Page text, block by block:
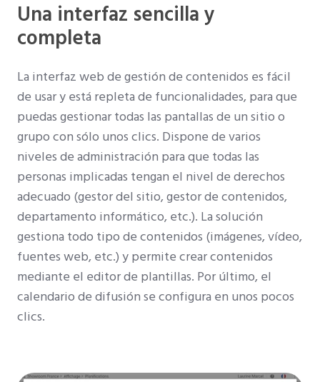
Una interfaz sencilla y
completa
La interfaz web de gestión de contenidos es fácil
de usar y está repleta de funcionalidades, para que
puedas gestionar todas las pantallas de un sitio o
grupo con sólo unos clics. Dispone de varios
niveles de administración para que todas las
personas implicadas tengan el nivel de derechos
adecuado (gestor del sitio, gestor de contenidos,
departamento informático, etc.). La solución
gestiona todo tipo de contenidos (imágenes, vídeo,
fuentes web, etc.) y permite crear contenidos
mediante el editor de plantillas. Por último, el
calendario de difusión se configura en unos pocos
clics.